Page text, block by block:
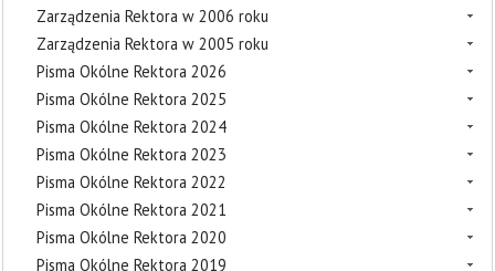
Zarządzenia Rektora w 2006 roku
Zarządzenia Rektora w 2005 roku
Pisma Okólne Rektora 2026
Pisma Okólne Rektora 2025
Pisma Okólne Rektora 2024
Pisma Okólne Rektora 2023
Pisma Okólne Rektora 2022
Pisma Okólne Rektora 2021
Pisma Okólne Rektora 2020
Pisma Okólne Rektora 2019